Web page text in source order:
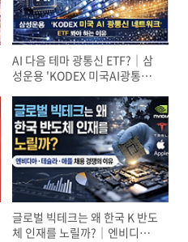
AI 다음 테마 광통신 ETF?｜삼
성운용 'KODEX 미국AI광통신
글로벌 빅테크는 왜 한국 K 반도
체 인재를 노릴까?｜엔비디아·